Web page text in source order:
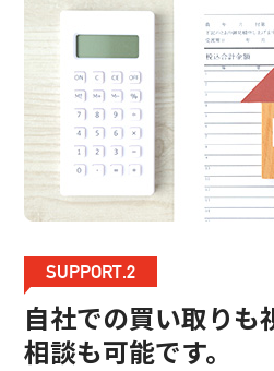
SUPPORT.2
自社での買い取りも
相談も可能です。